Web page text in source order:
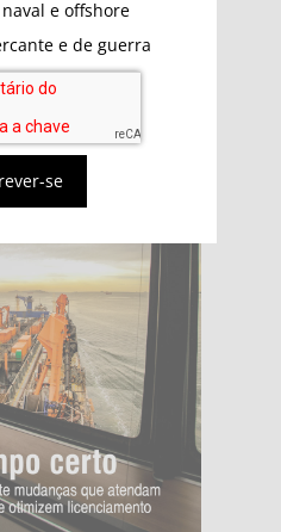
e offshore
e de guerra
se